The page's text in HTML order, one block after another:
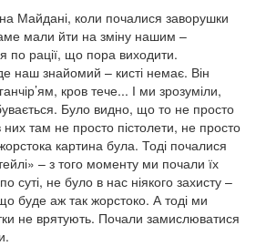
Майдані, коли почалися заворушки
мали йти на зміну нашим –
по рації, що пора виходити.
наш знайомий – кисті немає. Він
кров тече... І ми зрозуміли,
Було видно, що то не просто
там не просто пістолети, не просто
картина була. Тоді почалися
– з того моменту ми почали їх
суті, не було в нас ніякого захисту –
буде аж так жорстоко. А тоді ми
не врятують. Почали замислюватися